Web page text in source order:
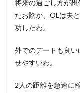
将来の過ごし方が
たお陰か、OLは夫
功したわ。
外でのデートも良
せやすいわ。
2人の距離を急速に